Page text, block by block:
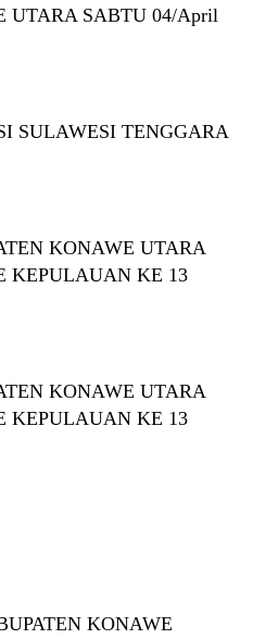
SABTU 04/April
SULAWESI TENGGARA
KONAWE UTARA
KEPULAUAN KE 13
KONAWE UTARA
KEPULAUAN KE 13
KONAWE